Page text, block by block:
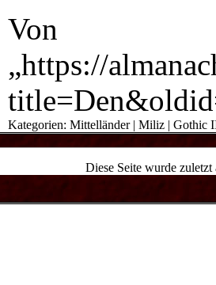
Von
„https://
Kategorien: Mittelländer| Miliz | Gothic
Diese Seite wurde